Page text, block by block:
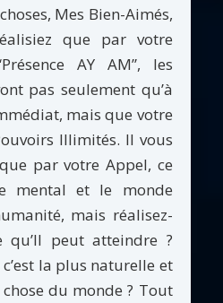
Mes Bien-Aimés,
que par votre
AY AM”, les
pas seulement qu’à
mais que votre
Illimités. Il vous
par votre Appel, ce
mental et le monde
mais réalisez-
qu’Il peut atteindre ?
la plus naturelle et
du monde ? Tout